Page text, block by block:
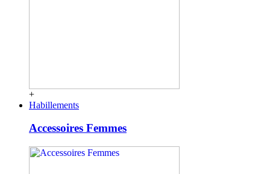
+
Habillements
Accessoires Femmes